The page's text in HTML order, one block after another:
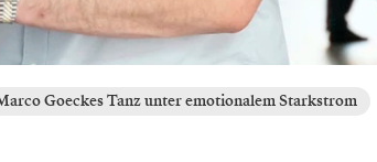
Goeckes Tanz unter emotionalem Starkstrom